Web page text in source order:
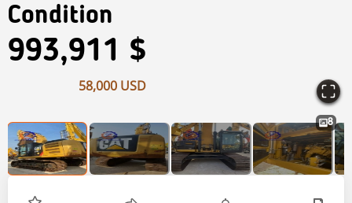
Condition
993,911 $
58,000 USD
8